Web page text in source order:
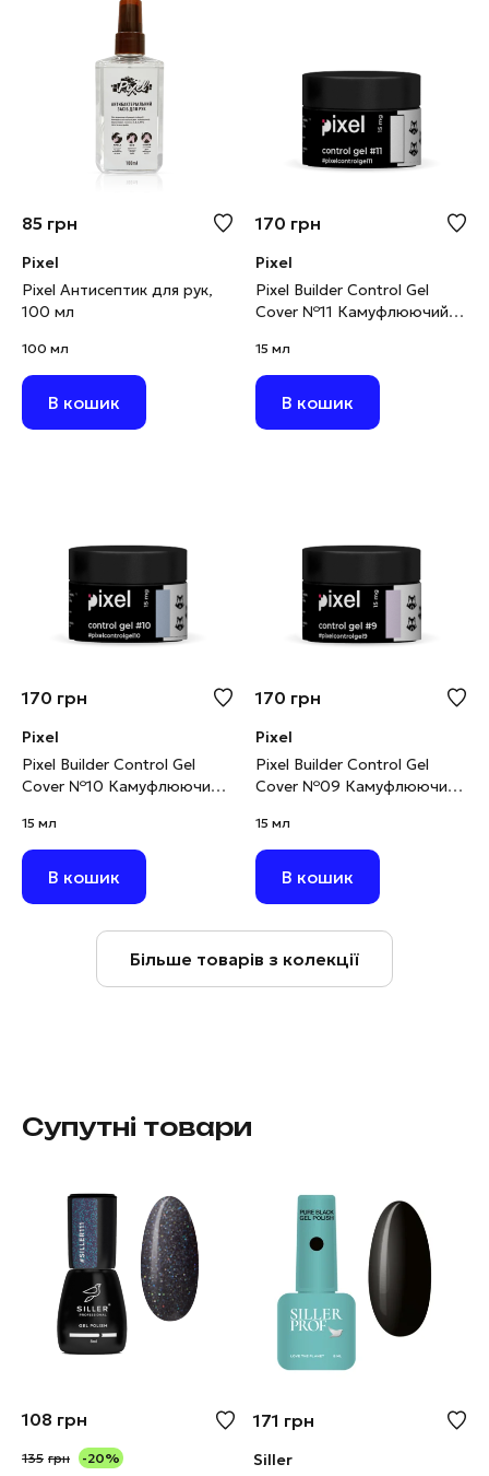
85 грн
Pixel
Pixel Антисептик для рук,
100 мл
100 мл
В кошик
170 грн
Pixel
Pixel Builder Control Gel
Cover №11 Камуфлюючий
мл
15 мл
В кошик
170 грн
Pixel
Pixel Builder Control Gel
Cover №10 Камуфлюючий
блакитний, 15 мл
15 мл
В кошик
170 грн
Pixel
Pixel Builder Control Gel
Cover №09 Камуфлюючий
фіолетовий, 15 мл
15 мл
В кошик
Більше товарів з колекції
Супутні товари
108 грн
135 грн -20%
171 грн
Siller